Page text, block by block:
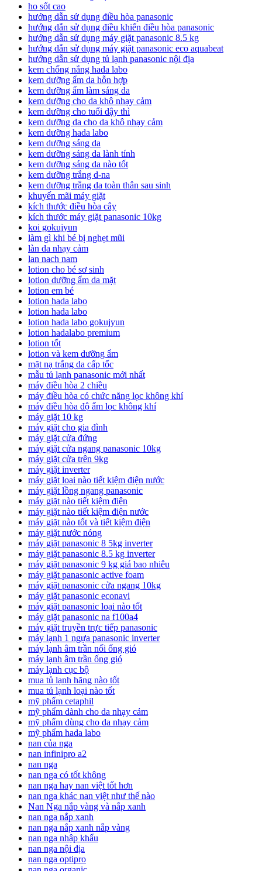
ho sốt cao
hướng dẫn sử dụng điều hòa panasonic
hướng dẫn sử dụng điều khiển điều hòa panasonic
hướng dẫn sử dụng máy giặt panasonic 8.5 kg
hướng dẫn sử dụng máy giặt panasonic eco aquabeat
hướng dẫn sử dụng tủ lạnh panasonic nội địa
kem chống nắng hada labo
kem dưỡng ẩm da hỗn hợp
kem dưỡng ẩm làm sáng da
kem dưỡng cho da khô nhạy cảm
kem dưỡng cho tuổi dậy thì
kem dưỡng da cho da khô nhạy cảm
kem dưỡng hada labo
kem dưỡng sáng da
kem dưỡng sáng da lành tính
kem dưỡng sáng da nào tốt
kem dưỡng trắng d-na
kem dưỡng trắng da toàn thân sau sinh
khuyến mãi máy giặt
kích thước điều hòa cây
kích thước máy giặt panasonic 10kg
koi gokujyun
làm gì khi bé bị nghẹt mũi
làn da nhạy cảm
lan nach nam
lotion cho bé sơ sinh
lotion dưỡng ẩm da mặt
lotion em bé
lotion hada labo
lotion hada labo
lotion hada labo gokujyun
lotion hadalabo premium
lotion tốt
lotion và kem dưỡng ẩm
mặt nạ trắng da cấp tốc
mẫu tủ lạnh panasonic mới nhất
máy điều hòa 2 chiều
máy điều hòa có chức năng lọc không khí
máy điều hòa độ ẩm lọc không khí
máy giặt 10 kg
máy giặt cho gia đình
máy giặt cửa đứng
máy giặt cửa ngang panasonic 10kg
máy giặt cửa trên 9kg
máy giặt inverter
máy giặt loại nào tiết kiệm điện nước
máy giặt lồng ngang panasonic
máy giặt nào tiết kiệm điện
máy giặt nào tiết kiệm điện nước
máy giặt nào tốt và tiết kiệm điện
máy giặt nước nóng
máy giặt panasonic 8 5kg inverter
máy giặt panasonic 8.5 kg inverter
máy giặt panasonic 9 kg giá bao nhiêu
máy giặt panasonic active foam
máy giặt panasonic cửa ngang 10kg
máy giặt panasonic econavi
máy giặt panasonic loại nào tốt
máy giặt panasonic na f100a4
máy giặt truyền trực tiếp panasonic
máy lạnh 1 ngựa panasonic inverter
máy lạnh âm trần nối ống gió
máy lạnh âm trần ống gió
máy lạnh cục bộ
mua tủ lạnh hãng nào tốt
mua tủ lạnh loại nào tốt
mỹ phẩm cetaphil
mỹ phẩm dành cho da nhạy cảm
mỹ phẩm dùng cho da nhạy cảm
mỹ phẩm hada labo
nan của nga
nan infinipro a2
nan nga
nan nga có tốt không
nan nga hay nan việt tốt hơn
nan nga khác nan việt như thế nào
Nan Nga nắp vàng và nắp xanh
nan nga nắp xanh
nan nga nắp xanh nắp vàng
nan nga nhập khẩu
nan nga nội địa
nan nga optipro